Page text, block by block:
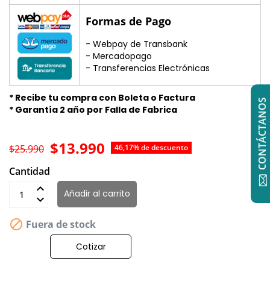
Formas de Pago
- Webpay de Transbank
- Mercadopago
- Transferencias Electrónicas
* Recibe tu compra con Boleta o Factura
* Garantía 2 año por Falla de Fabrica
$13.990 46,17% de descuento
$25.990
Cantidad
Añadir al carrito
 Fuera de stock
Cotizar
CONTÁCTANOS